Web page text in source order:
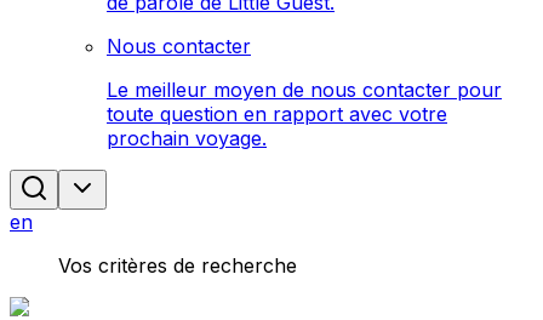
Nous contacter
Le meilleur moyen de nous contacter pour
toute question en rapport avec votre
prochain voyage.
en
Vos critères de recherche